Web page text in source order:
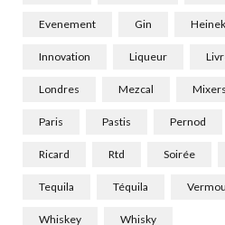
Evenement Gin
Innovation Liqueur
Londres Mezcal Mixers
Paris Pastis Pernod
Ricard Rtd Soirée
Tequila Téquila
Whiskey Whisky